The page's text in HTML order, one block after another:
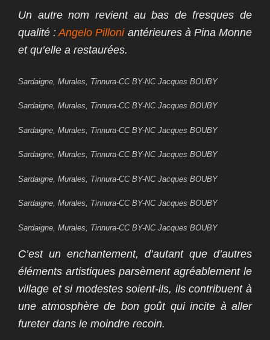
Un autre nom revient au bas de fresques de
qualité :Angelo Pilloniantérieures à Pina Monne
et qu’elle a restaurées.
Sardaigne, Murales, Tinnura-CC BY-NC Jacques BOUBY
Sardaigne, Murales, Tinnura-CC BY-NC Jacques BOUBY
Sardaigne, Murales, Tinnura-CC BY-NC Jacques BOUBY
Sardaigne, Murales, Tinnura-CC BY-NC Jacques BOUBY
Sardaigne, Murales, Tinnura-CC BY-NC Jacques BOUBY
Sardaigne, Murales, Tinnura-CC BY-NC Jacques BOUBY
Sardaigne, Murales, Tinnura-CC BY-NC Jacques BOUBY
C’est un enchantement, d’autant que d’autres
éléments artistiques parsèment agréablement le
village et si modestes soient-ils, ils contribuent à
une atmosphère de bon goût qui incite à aller
fureter dans le moindre recoin.